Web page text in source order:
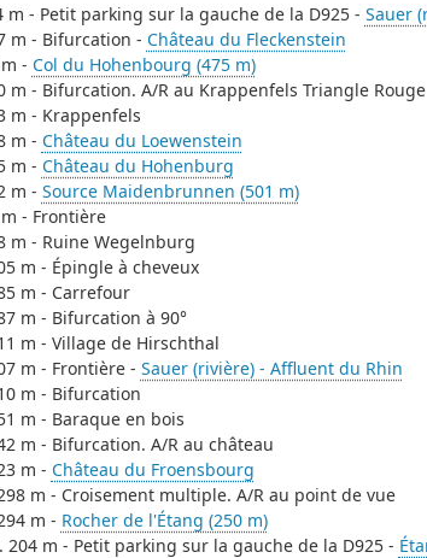
- Petit parking sur la gauche de la D925 - Sauer
m - Bifurcation - Château du Fleckenstein
- Col du Hohenbourg (475 m)
m - Bifurcation. A/R au Krappenfels Triangle Rouge
m - Krappenfels
m - Château du Loewenstein
m - Château du Hohenburg
m - Source Maidenbrunnen (501 m)
- Frontière
m - Ruine Wegelnburg
m - Épingle à cheveux
m - Carrefour
m - Bifurcation à 90°
m - Village de Hirschthal
m - Frontière - Sauer (rivière) - Affluent du Rhin
m - Bifurcation
m - Baraque en bois
m - Bifurcation. A/R au château
m - Château du Froensbourg
m - Croisement multiple. A/R au point de vue
m - Rocher de l'Étang (250 m)
m - Petit parking sur la gauche de la D925 -